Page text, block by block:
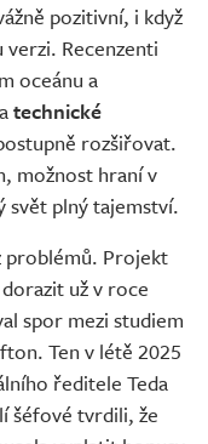
pozitivní, i když
Recenzenti
oceánu a
technické
rozšiřovat.
možnost hraní v
svět plný tajemství.
problémů. Projekt
už v roce
spor mezi studiem
Ten v létě 2025
ředitele Teda
šéfové tvrdili, že